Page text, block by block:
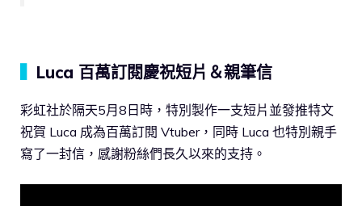
Luca 百萬訂閱慶祝短片＆親筆信
彩虹社於隔天5月8日時，特別製作一支短片並發推特文
祝賀 Luca 成為百萬訂閱 Vtuber，同時 Luca 也特別親手
寫了一封信，感謝粉絲們長久以來的支持。